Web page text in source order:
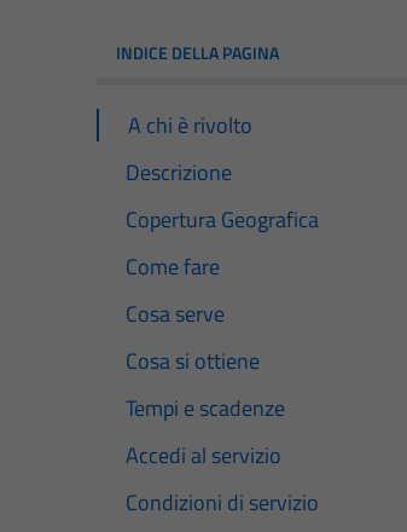
INDICE DELLA PAGINA
A chi è rivolto
Descrizione
Copertura Geografica
Come fare
Cosa serve
Cosa si ottiene
Tempi e scadenze
Accedi al servizio
Condizioni di servizio